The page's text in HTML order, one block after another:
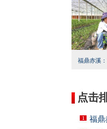
福鼎赤溪
点击
福鼎